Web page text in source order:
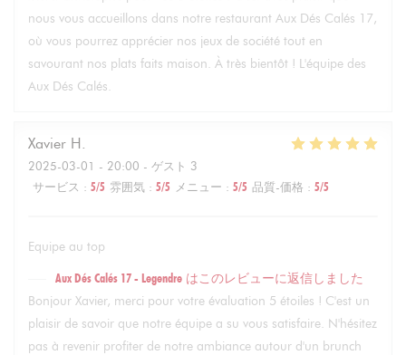
nous vous accueillons dans notre restaurant Aux Dés Calés 17,
où vous pourrez apprécier nos jeux de société tout en
savourant nos plats faits maison. À très bientôt ! L'équipe des
Aux Dés Calés.
Xavier H
2025-03-01 - 20:00 - ゲスト 3
サービス : 5/5 雰囲気 : 5/5 メニュー : 5/5 品質-価格 : 5/5
Equipe au top
Aux Dés Calés 17 - Legendre はこのレビューに返信しました
Bonjour Xavier, merci pour votre évaluation 5 étoiles ! C'est un
plaisir de savoir que notre équipe a su vous satisfaire. N'hésitez
pas à revenir profiter de notre ambiance autour d'un brunch